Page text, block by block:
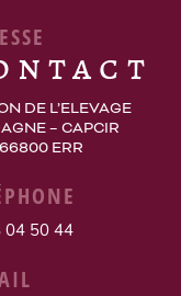
DE L’ELEVAGE
– CAPCIR
ERR
04 50 44